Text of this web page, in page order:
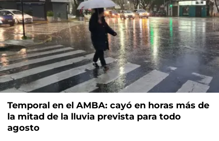
Temporal en el AMBA: cayó en horas más de
la mitad de la lluvia prevista para todo
agosto